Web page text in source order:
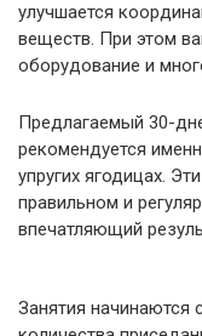
улучшается
веществ. При этом
оборудование и
Предлагаемый 30-
рекомендуется
упругих ягодицах.
правильном и
впечатляющий
Занятия